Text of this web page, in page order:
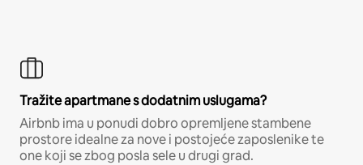
Tražite apartmane s dodatnim uslugama?
Airbnb ima u ponudi dobro opremljene stambene
prostore idealne za nove i postojeće zaposlenike te
one koji se zbog posla sele u drugi grad.